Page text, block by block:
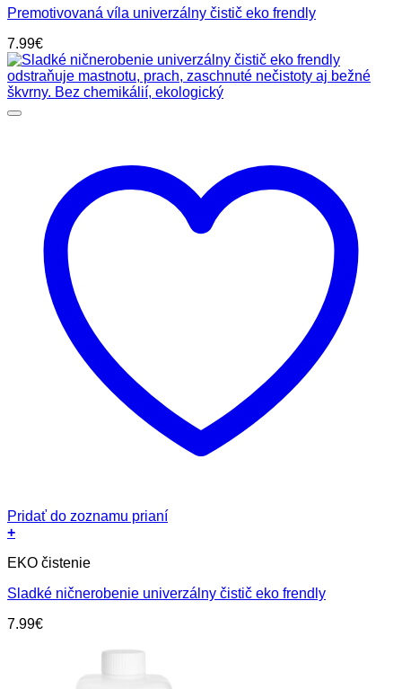
Premotivovaná víla univerzálny čistič eko frendly
7.99€
Pridať do zoznamu prianí
+
EKO čistenie
Sladké ničnerobenie univerzálny čistič eko frendly
7.99€